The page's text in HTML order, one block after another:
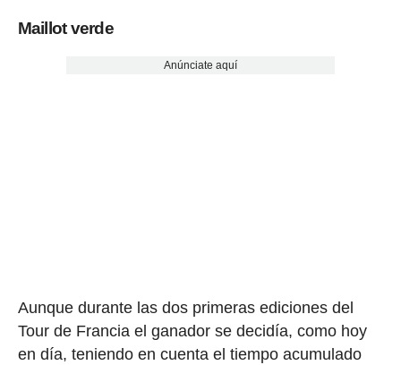
Maillot verde
Anúnciate aquí
Aunque durante las dos primeras ediciones del
Tour de Francia el ganador se decidía, como hoy
en día, teniendo en cuenta el tiempo acumulado